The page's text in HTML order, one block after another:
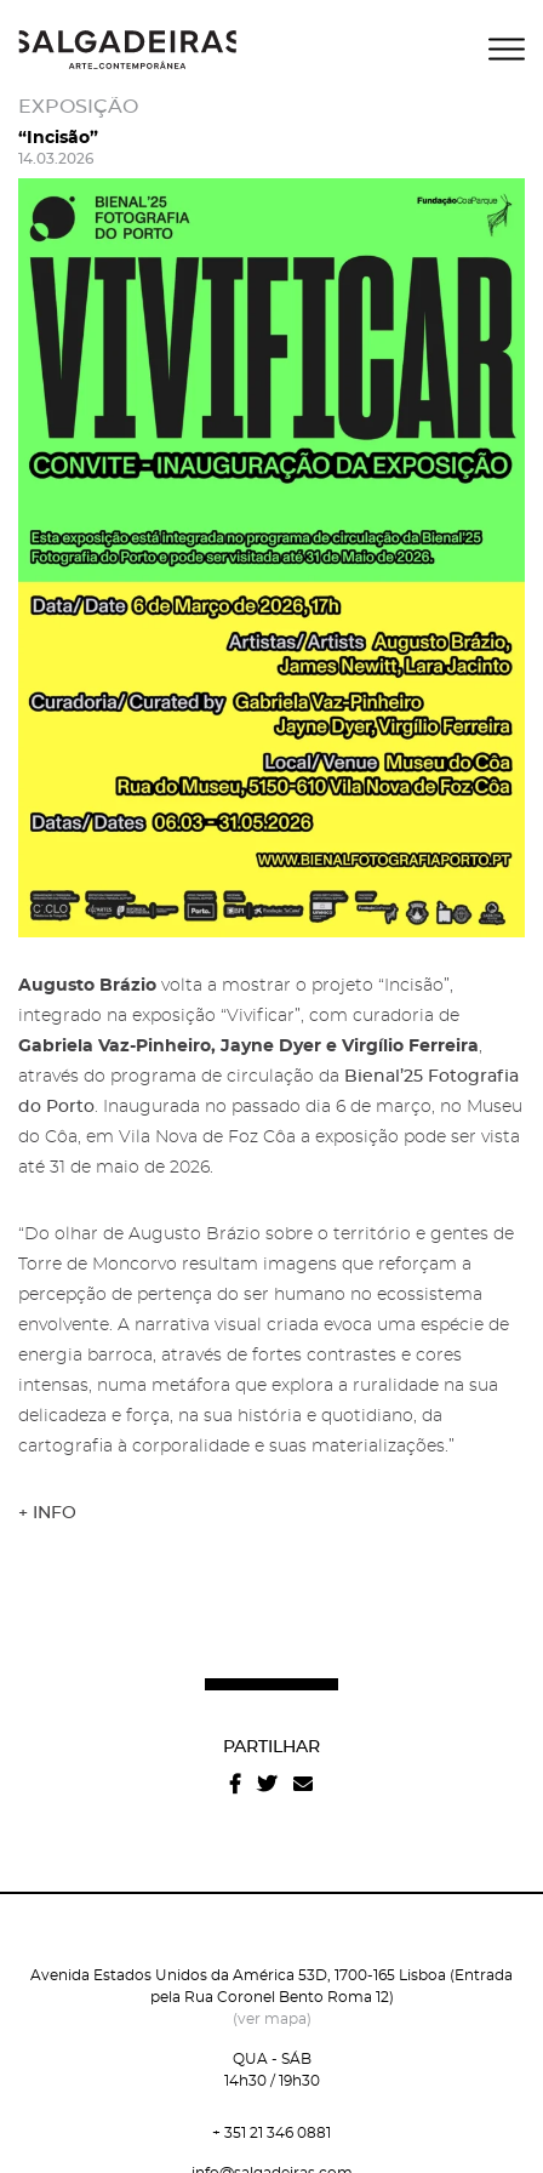
EXPOSIÇÃO
“Incisão”
14.03.2026
Augusto Brázio volta a mostrar o projeto “Incisão”,
integrado na exposição “Vivificar”, com curadoria de
Gabriela Vaz-Pinheiro, Jayne Dyer e Virgílio Ferreira
através do programa de circulação da Bienal’25 Fotografia
do Porto . Inaugurada no passado dia 6 de março, no Museu
do Côa, em Vila Nova de Foz Côa a exposição pode ser vista
até 31 de maio de 2026.
“Do olhar de Augusto Brázio sobre o território e gentes de
Torre de Moncorvo resultam imagens que reforçam a
percepção de pertença do ser humano no ecossistema
envolvente. A narrativa visual criada evoca uma espécie de
energia barroca, através de fortes contrastes e cores
intensas, numa metáfora que explora a ruralidade na sua
delicadeza e força, na sua história e quotidiano, da
cartografia à corporalidade e suas materializações.”
+ INFO
PARTILHAR
Avenida Estados Unidos da América 53D, 1700-165 Lisboa (Entrada
pela Rua Coronel Bento Roma 12)
(ver mapa)
QUA - SÁB
14h30 / 19h30
+ 351 21 346 0881
Área reservada para Amigos das
Salgadeiras
Mais informação sobre os Amigos das
Salgadeiras,
aqui .
Iniciar Sessão
Recuperar a password
Subscreva a newsletter da Galeria
das Salgadeiras.
Preencha os dados e prima 'Subscrever'
para receber as nossas notícias.
Autorizo o envio de emails e concordo com os
termos
e condições
politica de privacidade do site